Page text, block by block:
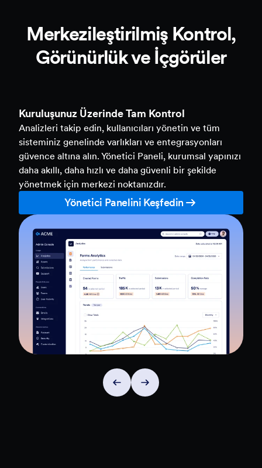
Merkezileştirilmiş Kontrol,
Görünürlük ve İçgörüler
Kuruluşunuz Üzerinde Tam Kontrol
Analizleri takip edin, kullanıcıları yönetin ve tüm
sisteminiz genelinde varlıkları ve entegrasyonları
güvence altına alın. Yönetici Paneli, kurumsal yapınızı
daha akıllı, daha hızlı ve daha güvenli bir şekilde
yönetmek için merkezi noktanızdır.
Yönetici Panelini Keşfedin